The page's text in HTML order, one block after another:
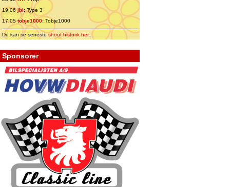
19:06jbl:Type 3
17:05tobje1000: Tobje1000
Du kan se senesteshout historik her...
Sponsorer